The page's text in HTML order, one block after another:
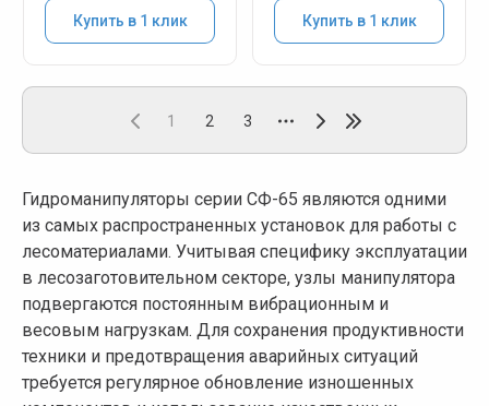
Купить в 1 клик Купить в 1 клик
1 2 3
Гидроманипуляторы серии СФ-65 являются одними
из самых распространенных установок для работы с
лесоматериалами. Учитывая специфику эксплуатации
в лесозаготовительном секторе, узлы манипулятора
подвергаются постоянным вибрационным и
весовым нагрузкам. Для сохранения продуктивности
техники и предотвращения аварийных ситуаций
требуется регулярное обновление изношенных